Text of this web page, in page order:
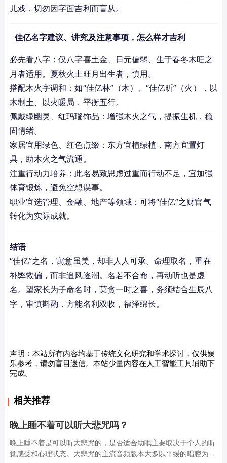
儿戏，切勿因字面吉利而盲从。
佳亿名字建议、讲究及注意事项，怎么样才吉利
必先看八字：仅八字喜土金、日元偏弱、生于春冬木旺之
月者适用。夏秋火土旺月出生者，慎用。
搭配木火字调和：如“佳亿林”（木）、“佳亿昕”（火），以
木制土、以火暖局，平衡五行。
佩戴绿幽灵、红玛瑙饰品：增强木火之气，提振生机，稳
固情绪。
家居宜用绿色、红色点缀：东方宜植绿植，南方宜置灯
具，助木火之气流通。
注重行动力培养：此名易致思虑过重而行动不足，宜加强
体育锻炼，避免空想误事。
职业宜选管理、金融、地产等领域：可将“佳亿”之财官气
转化为实际成就。
结语
“佳亿”之名，寓意虽美，却非人人可承。命理取名，重在
补弊救偏，而非追风逐潮。名若不合命，再动听也是虚
名。望家长为子命名时，莫贪一时之喜，务须结合生辰八
字，审慎斟酌，方能名利双收，福泽绵长。
声明：本站所有内容均基于传统文化研究和学术探讨，仅供娱
乐参考，请勿盲目迷信。本站少量内容在人工智能工具辅助下
完成。
相关推荐
晚上睡不着可以听大悲咒吗？
晚上睡不着是可以听大悲咒的，是否适合助眠主要取决于个人的听
觉感受和心理状态。大悲咒的主流音频版本大多以平缓的唱腔为